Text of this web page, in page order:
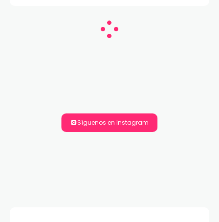
Síguenos en Instagram